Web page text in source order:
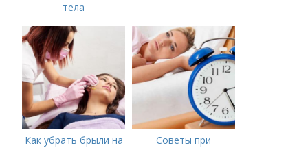
тела
Как убрать брыли на
Советы при